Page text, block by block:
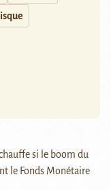
si le boom du
le Fonds Monétaire